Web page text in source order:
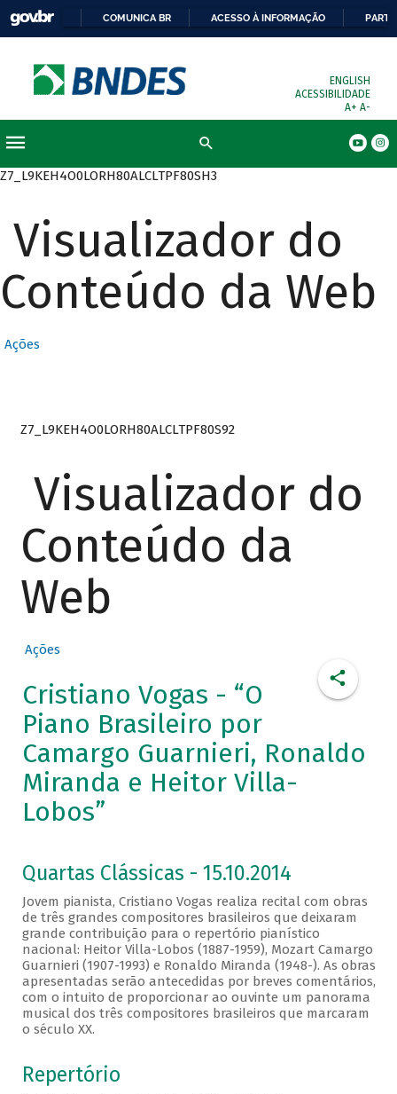
COMUNICA BR ACESSO À INFORMAÇÃO
ENGLISH
ACESSIBILIDADE
A+ A-
Z7_L9KEH4O0LORH80ALCLTPF80SH3
Visualizador do
Conteúdo da Web
Ações
Z7_L9KEH4O0LORH80ALCLTPF80S92
Visualizador do
Conteúdo da
Web
Ações
Cristiano Vogas - “O
Piano Brasileiro por
Camargo Guarnieri, Ronaldo
Miranda e Heitor Villa-
Lobos”
Quartas Clássicas - 15.10.2014
Jovem pianista, Cristiano Vogas realiza recital com obras
de três grandes compositores brasileiros que deixaram
grande contribuição para o repertório pianístico
nacional: Heitor Villa-Lobos (1887-1959), Mozart Camargo
Guarnieri (1907-1993) e Ronaldo Miranda (1948-). As obras
apresentadas serão antecedidas por breves comentários,
com o intuito de proporcionar ao ouvinte um panorama
musical dos três compositores brasileiros que marcaram
o século XX.
Repertório